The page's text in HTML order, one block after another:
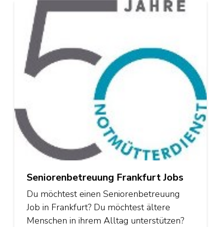
Seniorenbetreuung Frankfurt Jobs
Du möchtest einen Seniorenbetreuung
Job in Frankfurt? Du möchtest ältere
Menschen in ihrem Alltag unterstützen?